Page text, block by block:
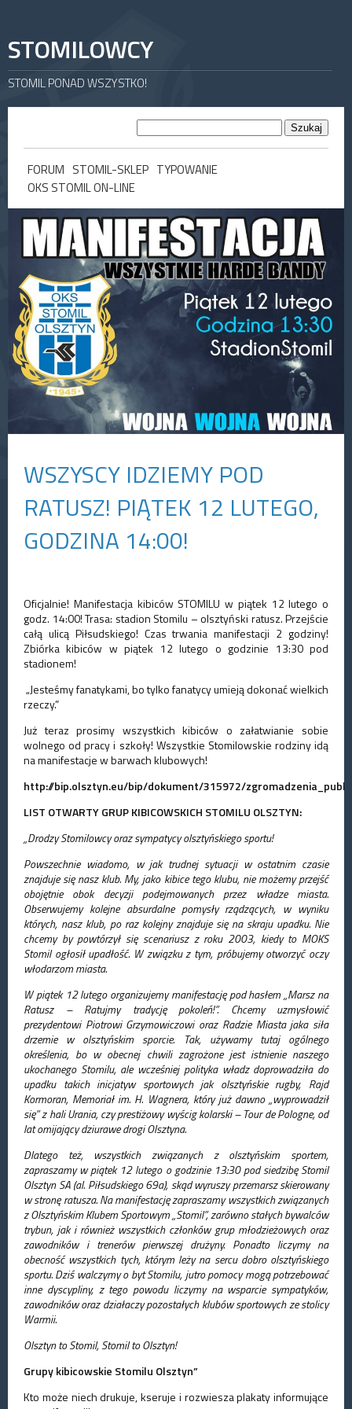
STOMILOWCY
STOMIL PONAD WSZYSTKO!
FORUM STOMIL-SKLEP TYPOWANIE
OKS STOMIL ON-LINE
WSZYSCY IDZIEMY POD
RATUSZ! PIĄTEK 12 LUTEGO,
GODZINA 14:00!
Oficjalnie! Manifestacja kibiców STOMILU w piątek 12 lutego o
godz. 14:00! Trasa: stadion Stomilu – olsztyński ratusz. Przejście
całą ulicą Piłsudskiego! Czas trwania manifestacji 2 godziny!
Zbiórka kibiców w piątek 12 lutego o godzinie 13:30 pod
stadionem!
„Jesteśmy fanatykami, bo tylko fanatycy umieją dokonać wielkich
rzeczy.”
Już teraz prosimy wszystkich kibiców o załatwianie sobie
wolnego od pracy i szkoły! Wszystkie Stomilowskie rodziny idą
na manifestacje w barwach klubowych!
http://bip.olsztyn.eu/bip/dokument/315972/
LIST OTWARTY GRUP KIBICOWSKICH STOMILU OLSZTYN:
„Drodzy Stomilowcy oraz sympatycy olsztyńskiego sportu!
Powszechnie wiadomo, w jak trudnej sytuacji w ostatnim czasie
znajduje się nasz klub. My, jako kibice tego klubu, nie możemy przejść
obojętnie obok decyzji podejmowanych przez władze miasta.
Obserwujemy kolejne absurdalne pomysły rządzących, w wyniku
których, nasz klub, po raz kolejny znajduje się na skraju upadku. Nie
chcemy by powtórzył się scenariusz z roku 2003, kiedy to MOKS
Stomil ogłosił upadłość. W związku z tym, próbujemy otworzyć oczy
włodarzom miasta.
W piątek 12 lutego organizujemy manifestację pod hasłem „Marsz na
Ratusz – Ratujmy tradycję pokoleń!”. Chcemy uzmysłowić
prezydentowi Piotrowi Grzymowiczowi oraz Radzie Miasta jaka siła
drzemie w olsztyńskim sporcie. Tak, używamy tutaj ogólnego
określenia, bo w obecnej chwili zagrożone jest istnienie naszego
ukochanego Stomilu, ale wcześniej polityka władz doprowadziła do
upadku takich inicjatyw sportowych jak olsztyńskie rugby, Rajd
Kormoran, Memoriał im. H. Wagnera, który już dawno „wyprowadził
się” z hali Urania, czy prestiżowy wyścig kolarski – Tour de Pologne, od
lat omijający dziurawe drogi Olsztyna.
Dlatego też, wszystkich związanych z olsztyńskim sportem,
zapraszamy w piątek 12 lutego o godzinie 13:30 pod siedzibę Stomil
Olsztyn SA (al. Piłsudskiego 69a), skąd wyruszy przemarsz skierowany
w stronę ratusza. Na manifestację zapraszamy wszystkich związanych
z Olsztyńskim Klubem Sportowym „Stomil”, zarówno stałych bywalców
trybun, jak i również wszystkich członków grup młodzieżowych oraz
zawodników i trenerów pierwszej drużyny. Ponadto liczymy na
obecność wszystkich tych, którym leży na sercu dobro olsztyńskiego
sportu. Dziś walczymy o byt Stomilu, jutro pomocy mogą potrzebować
inne dyscypliny, z tego powodu liczymy na wsparcie sympatyków,
zawodników oraz działaczy pozostałych klubów sportowych ze stolicy
Warmii.
Olsztyn to Stomil, Stomil to Olsztyn!
Grupy kibicowskie Stomilu Olsztyn”
Kto może niech drukuje, kseruje i rozwiesza plakaty informujące